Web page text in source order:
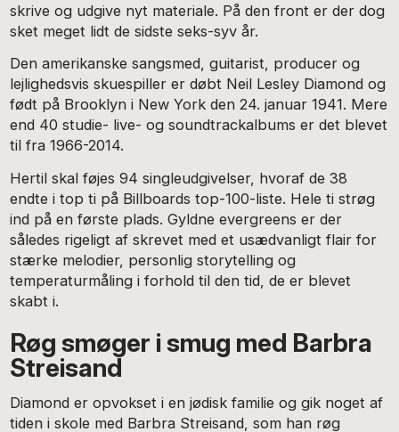
skrive og udgive nyt materiale. På den front er der dog
sket meget lidt de sidste seks-syv år.
Den amerikanske sangsmed, guitarist, producer og
lejlighedsvis skuespiller er døbt Neil Lesley Diamond og
født på Brooklyn i New York den 24. januar 1941. Mere
end 40 studie- live- og soundtrackalbums er det blevet
til fra 1966-2014.
Hertil skal føjes 94 singleudgivelser, hvoraf de 38
endte i top ti på Billboards top-100-liste. Hele ti strøg
ind på en første plads. Gyldne evergreens er der
således rigeligt af skrevet med et usædvanligt flair for
stærke melodier, personlig storytelling og
temperaturmåling i forhold til den tid, de er blevet
skabt i.
Røg smøger i smug med Barbra
Streisand
Diamond er opvokset i en jødisk familie og gik noget af
tiden i skole med Barbra Streisand, som han røg